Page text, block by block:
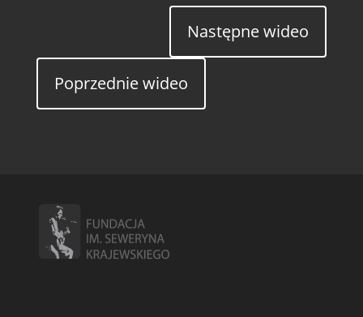
Następne wideo
Poprzednie wideo